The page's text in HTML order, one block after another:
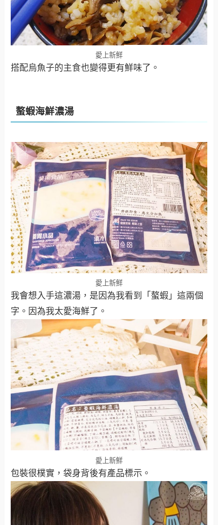
愛上新鮮
搭配烏魚子的主食也變得更有鮮味了。
螯蝦海鮮濃湯
愛上新鮮
我會想入手這濃湯，是因為我看到「螯蝦」這兩個
字。因為我太愛海鮮了。
愛上新鮮
包裝很樸實，袋身背後有產品標示。